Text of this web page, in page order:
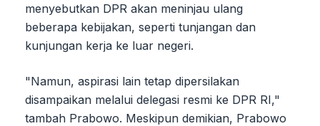
menyebutkan DPR akan meninjau ulang
beberapa kebijakan, seperti tunjangan dan
kunjungan kerja ke luar negeri.
"Namun, aspirasi lain tetap dipersilakan
disampaikan melalui delegasi resmi ke DPR RI,"
tambah Prabowo. Meskipun demikian, Prabowo